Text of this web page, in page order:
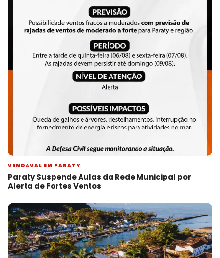
VENDAVAL EM PARATY
Paraty Suspende Aulas da Rede Municipal por
Alerta de Fortes Ventos